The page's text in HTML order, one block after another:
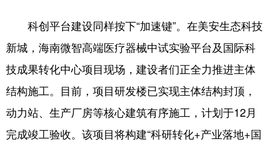
科创平台建设同样按下“加速键”。在美安生态科技
新城，海南微智高端医疗器械中试实验平台及国际科
技成果转化中心项目现场，建设者们正全力推进主体
结构施工。目前，项目研发楼已实现主体结构封顶，
动力站、生产厂房等核心建筑有序施工，计划于12月
完成竣工验收。该项目将构建“科研转化+产业落地+国